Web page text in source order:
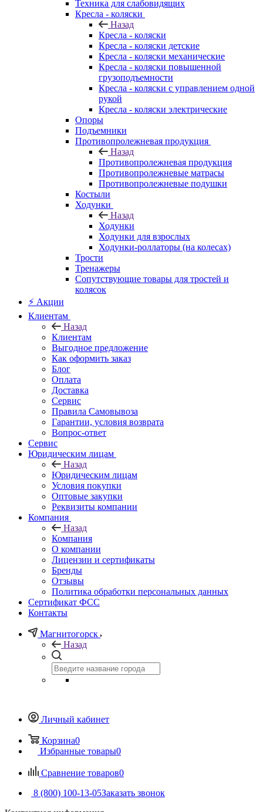
Техника для слабовидящих
Кресла - коляски
Назад
Кресла - коляски
Кресла - коляски детские
Кресла - коляски механические
Кресла - коляски повышенной
грузоподъемности
Кресла - коляски с управлением одной
рукой
Кресла - коляски электрические
Опоры
Подъемники
Противопролежневая продукция
Назад
Противопролежневая продукция
Противопролежневые матрасы
Противопролежневые подушки
Костыли
Ходунки
Назад
Ходунки
Ходунки для взрослых
Ходунки-роллаторы (на колесах)
Трости
Тренажеры
Сопутствующие товары для тростей и
колясок
⚡ Акции
Клиентам
Назад
Клиентам
Выгодное предложение
Как оформить заказ
Блог
Оплата
Доставка
Сервис
Правила Самовывоза
Гарантии, условия возврата
Вопрос-ответ
Сервис
Юридическим лицам
Назад
Юридическим лицам
Условия покупки
Оптовые закупки
Реквизиты компании
Компания
Назад
Компания
О компании
Лицензии и сертификаты
Бренды
Отзывы
Политика обработки персональных данных
Сертификат ФСС
Контакты
Магнитогорск
Назад
Личный кабинет
Корзина0
Избранные товары0
Сравнение товаров0
8 (800) 100-13-05Заказать звонок